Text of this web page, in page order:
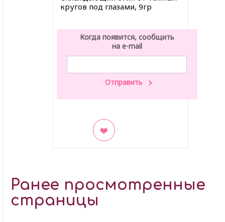
кругов под глазами, 9гр
Когда появится, сообщить
на e-mail
Ранее просмотренные
страницы